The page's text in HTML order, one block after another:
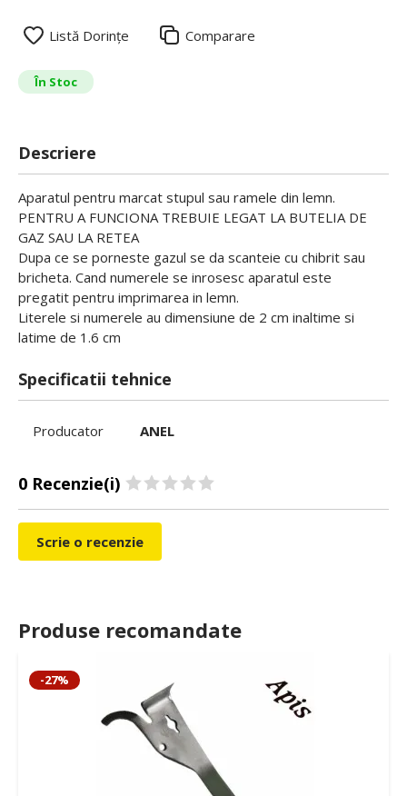
Listă Dorințe Comparare
În Stoc
Descriere
Aparatul pentru marcat stupul sau ramele din lemn.
PENTRU A FUNCIONA TREBUIE LEGAT LA BUTELIA DE
GAZ SAU LA RETEA
Dupa ce se porneste gazul se da scanteie cu chibrit sau
bricheta. Cand numerele se inrosesc aparatul este
pregatit pentru imprimarea in lemn.
Literele si numerele au dimensiune de 2 cm inaltime si
latime de 1.6 cm
Specificatii tehnice
Producator ANEL
0 Recenzie(i)
Scrie o recenzie
Produse recomandate
-27%